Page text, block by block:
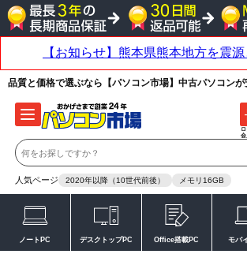
品質と価格で選ぶなら【パソコン市場】中古パソコンが
人気ページ 2020年以降（10世代前後） メモリ16GB
会
ノートPC デスクトップPC Office搭載PC モバ